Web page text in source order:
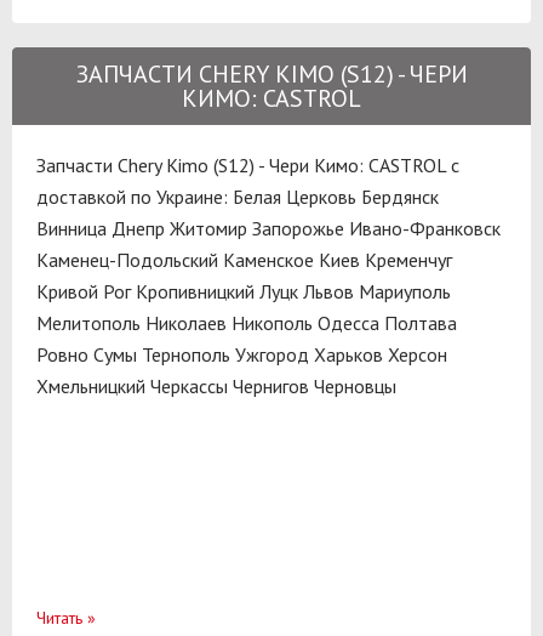
ЗАПЧАСТИ CHERY KIMO (S12) - ЧЕРИ
КИМО: CASTROL
Запчасти Chery Kimo (S12) - Чери Кимо: CASTROL с
доставкой по Украине: Белая Церковь Бердянск
Винница Днепр Житомир Запорожье Ивано-Франковск
Каменец-Подольский Каменское Киев Кременчуг
Кривой Рог Кропивницкий Луцк Львов Мариуполь
Мелитополь Николаев Никополь Одесса Полтава
Ровно Сумы Тернополь Ужгород Харьков Херсон
Хмельницкий Черкассы Чернигов Черновцы
Читать »